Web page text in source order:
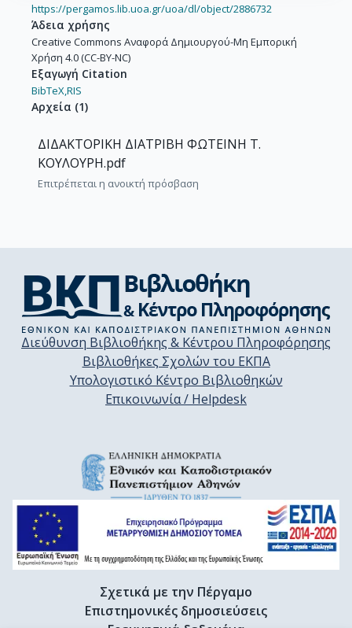
https://pergamos.lib.uoa.gr/uoa/dl/object/2886732
Άδεια χρήσης
Creative Commons Αναφορά Δημιουργού-Μη Εμπορική
Χρήση 4.0 (CC-BY-NC)
Εξαγωγή Citation
BibTeX,RIS
Αρχεία (1)
ΔΙΔΑΚΤΟΡΙΚΗ ΔΙΑΤΡΙΒΗ ΦΩΤΕΙΝΗ Τ.
ΚΟΥΛΟΥΡΗ.pdf
Επιτρέπεται η ανοικτή πρόσβαση
Διεύθυνση Βιβλιοθήκης & Κέντρου Πληροφόρησης
Βιβλιοθήκες Σχολών του ΕΚΠΑ
Υπολογιστικό Κέντρο Βιβλιοθηκών
Επικοινωνία / Helpdesk
Σχετικά με την Πέργαμο
Επιστημονικές δημοσιεύσεις